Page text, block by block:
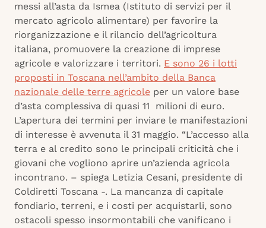
messi all’asta da Ismea (Istituto di servizi per il
mercato agricolo alimentare) per favorire la
riorganizzazione e il rilancio dell’agricoltura
italiana, promuovere la creazione di imprese
agricole e valorizzare i territori. E sono 26 i lotti
proposti in Toscana nell’ambito della Banca
nazionale delle terre agricole per un valore base
d’asta complessiva di quasi 11 milioni di euro.
L’apertura dei termini per inviare le manifestazioni
di interesse è avvenuta il 31 maggio. “L’accesso alla
terra e al credito sono le principali criticità che i
giovani che vogliono aprire un’azienda agricola
incontrano. – spiega Letizia Cesani, presidente di
Coldiretti Toscana -. La mancanza di capitale
fondiario, terreni, e i costi per acquistarli, sono
ostacoli spesso insormontabili che vanificano i